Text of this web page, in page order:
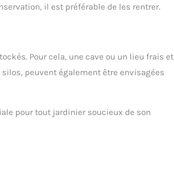
il est préférable de les rentrer.
Pour cela, une cave ou un lieu frais et
peuvent également être envisagées
pour tout jardinier soucieux de son